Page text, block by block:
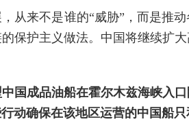
从来不是谁的“威胁”，而是推
保护主义做法。中国将继续扩
国成品油船在霍尔木兹海峡入
动确保在该地区运营的中国船只